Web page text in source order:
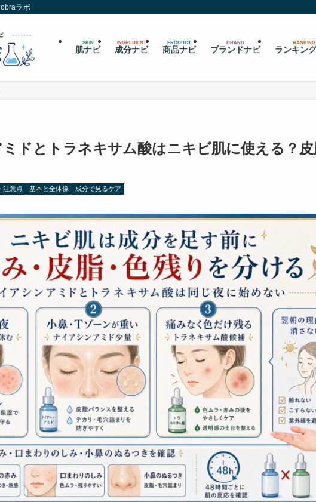
ラボ
SKIN
肌ナビ
INGREDIENT
成分ナビ
PRODUCT
商品ナビ
BRAND
ブランドナビ
RANKING
ランキン
ドとトラネキサム酸はニキビ肌に使える？
注意点 基本と全体像 成分で見るケア